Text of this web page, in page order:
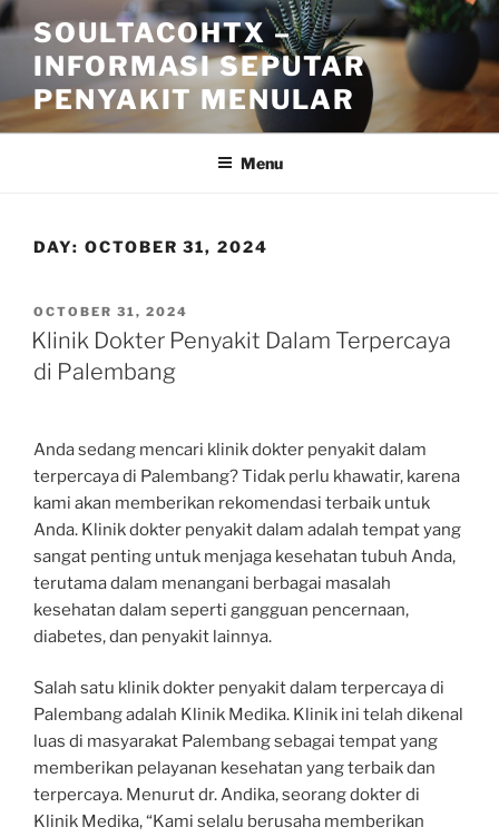
Skip
to
content
SOULTACOHTX –
INFORMASI SEPUTAR
PENYAKIT MENULAR
Menu
DAY: OCTOBER 31, 2024
POSTED
ON
OCTOBER 31, 2024
Klinik Dokter Penyakit Dalam Terpercaya
di Palembang
Anda sedang mencari klinik dokter penyakit dalam
terpercaya di Palembang? Tidak perlu khawatir, karena
kami akan memberikan rekomendasi terbaik untuk
Anda. Klinik dokter penyakit dalam adalah tempat yang
sangat penting untuk menjaga kesehatan tubuh Anda,
terutama dalam menangani berbagai masalah
kesehatan dalam seperti gangguan pencernaan,
diabetes, dan penyakit lainnya.
Salah satu klinik dokter penyakit dalam terpercaya di
Palembang adalah Klinik Medika. Klinik ini telah dikenal
luas di masyarakat Palembang sebagai tempat yang
memberikan pelayanan kesehatan yang terbaik dan
terpercaya. Menurut dr. Andika, seorang dokter di
Klinik Medika, “Kami selalu berusaha memberikan